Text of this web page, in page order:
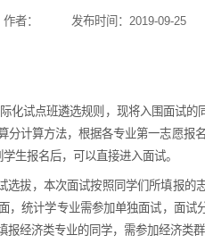
作者： 发布时间：2019-09-25
化试点班遴选规则，现将入围面试
分计算方法，根据各专业第一志愿报
生报名后，可以直接进入面试。
选拔，本次面试按照同学们所填报
，统计学专业需参加单独面试，面
经济类专业的同学，需参加经济类群